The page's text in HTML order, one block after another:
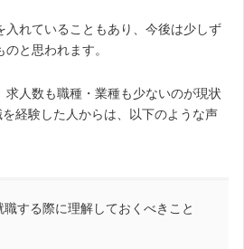
入れていることもあり、今後は少しず
と思われます。
求人数も職種・業種も少ないのが現状
経験した人からは、以下のような声
する際に理解しておくべきこと